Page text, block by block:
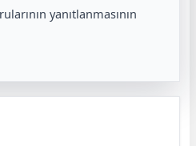
yanıtlanmasının